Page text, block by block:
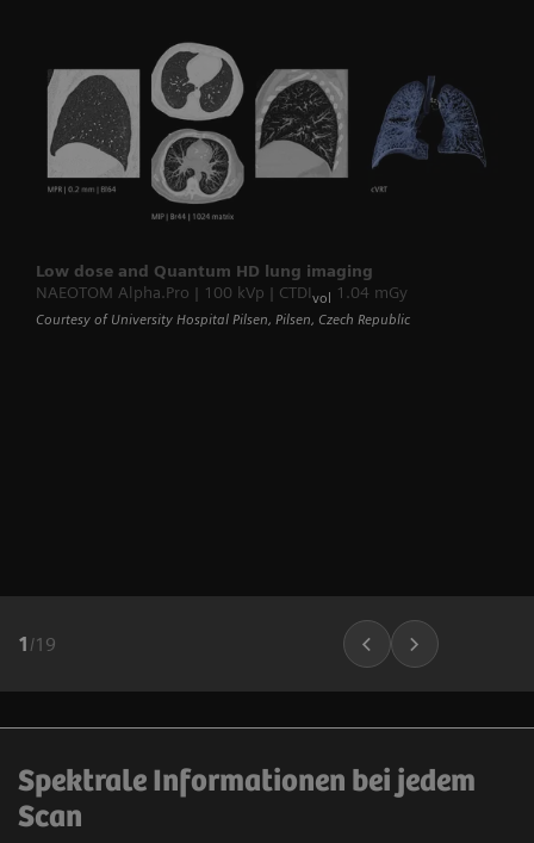
Low dose and Quantum HD lung imaging
NAEOTOM Alpha.Pro | 100 kVp | CTDIvol 1.04 mGy
Courtesy of University Hospital Pilsen, Pilsen, Czech Republic
1 /19
Spektrale Informationen bei jedem
Scan